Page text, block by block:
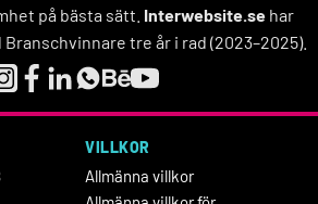
på bästa sätt. Interwebsite.sehar
tre år i rad (2023–2025).
VILLKOR
Allmänna villkor